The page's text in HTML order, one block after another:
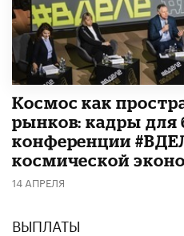
Космос как
рынков: кадры для
конференции
космической
14 АПРЕЛЯ
ВЫПЛАТЫ